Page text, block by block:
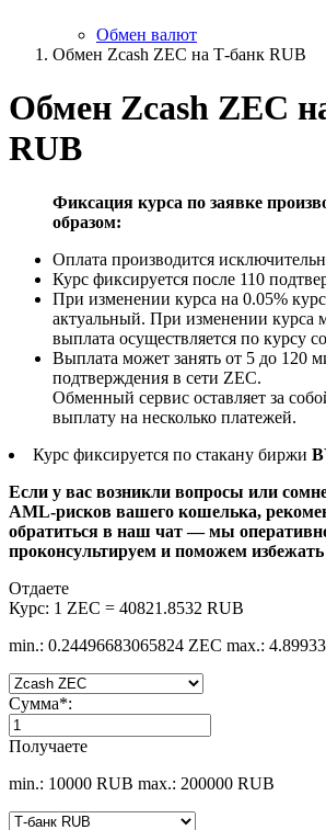
Обмен валют
Обмен Zcash ZEC на Т-банк RUB
Обмен Zcash ZEC
RUB
Фиксация курса по заявке
образом:
Оплата производится
Курс фиксируется после 110
При изменении курса на 0.05% курс
актуальный. При изменении курса
выплата осуществляется по курсу
Выплата может занять от 5 до 120
подтверждения в сети ZEC.
Обменный сервис оставляет за
выплату на несколько платежей.
Курс фиксируется по стакану биржи
Если у вас возникли вопросы или
AML-рисков вашего кошелька,
обратиться в наш чат — мы
проконсультируем и поможем избежать
Отдаете
Курс: 1 ZEC = 40821.8532 RUB
min.: 0.24496683065824 ZEC max.:
Сумма*:
Получаете
min.: 10000 RUB max.: 200000 RUB